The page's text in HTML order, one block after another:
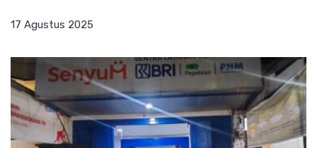
17 Agustus 2025